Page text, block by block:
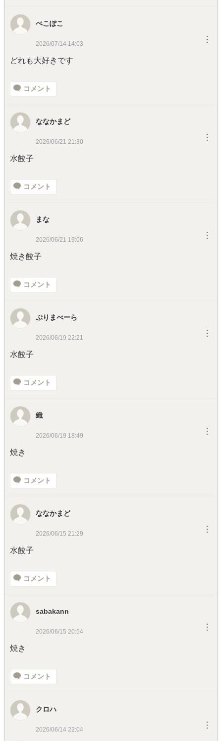
ぺこぽこ
2026/07/14 14:03 ︙
どれも大好きです
コメント
ななかまど
2026/06/21 21:30 ︙
水餃子
コメント
まな
2026/06/21 19:06 ︙
焼き餃子
コメント
ぷりまべーら
2026/06/19 22:21 ︙
水餃子
コメント
織
2026/06/19 18:49 ︙
焼き
コメント
ななかまど
2026/06/15 21:29 ︙
水餃子
コメント
sabakann
2026/06/15 20:54 ︙
焼き
コメント
クロハ
2026/06/14 22:04 ︙